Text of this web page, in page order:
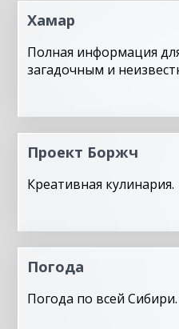
Хамар
Полная информация
загадочным и
Проект Боржч
Креативная кулинария.
Погода
Погода по всей Сибири.